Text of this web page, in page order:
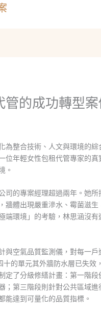
的成功轉型案
整合技術、人文與環境的
年輕女性包租代管專家的
。
的專案經理超過兩年。她
體出現嚴重滲水、霉菌滋
環境」的考驗，林思涵沒
空氣品質監測儀，對每一
的單元其外牆防水層已失
了分級修繕計畫：第一階
；第三階段則針對公共區域
能達到可量化的品質指標。